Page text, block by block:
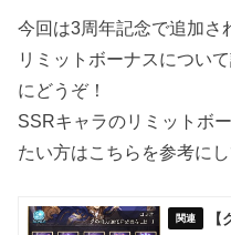
今回は3周年記念で追加さ
リミットボーナスについ
にどうぞ！
SSRキャラのリミットボ
たい方はこちらを参考に